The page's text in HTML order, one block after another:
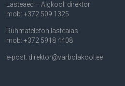
Lasteaed – Algkooli direktor
mob: +372 509 1325
Rühmatelefon lasteaias
mob: +372 5918 4408
e-post: direktor@varbolakool.ee